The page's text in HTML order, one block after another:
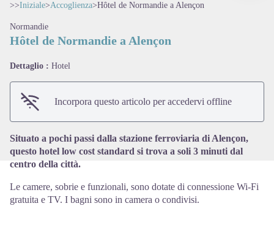
>>Iniziale>Accoglienza>Hôtel de Normandie a Alençon
Normandie
Hôtel de Normandie a Alençon
Dettaglio : Hotel
Incorpora questo articolo per accedervi offline
Situato a pochi passi dalla stazione ferroviaria di Alençon,
questo hotel low cost standard si trova a soli 3 minuti dal
centro della città.
Le camere, sobrie e funzionali, sono dotate di connessione Wi-Fi
gratuita e TV. I bagni sono in camera o condivisi.